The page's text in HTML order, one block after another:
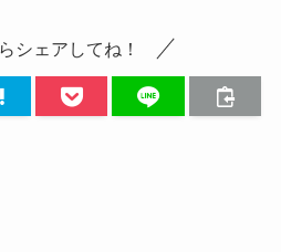
シェアしてね！